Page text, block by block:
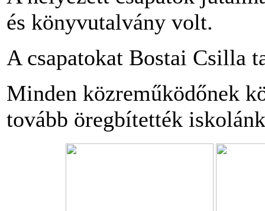
és könyvutalvány volt.
A csapatokat Bostai Csilla
Minden közreműködőnek
tovább öregbítették